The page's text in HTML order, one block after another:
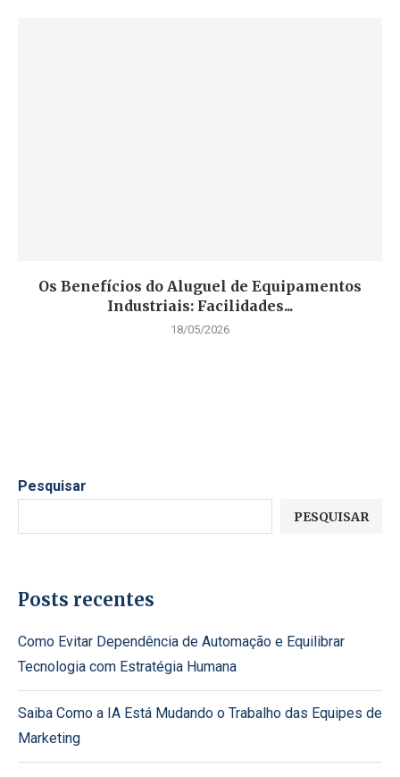
Os Benefícios do Aluguel de Equipamentos
Industriais: Facilidades...
18/05/2026
Pesquisar
PESQUISAR
Posts recentes
Como Evitar Dependência de Automação e Equilibrar
Tecnologia com Estratégia Humana
Saiba Como a IA Está Mudando o Trabalho das Equipes de
Marketing